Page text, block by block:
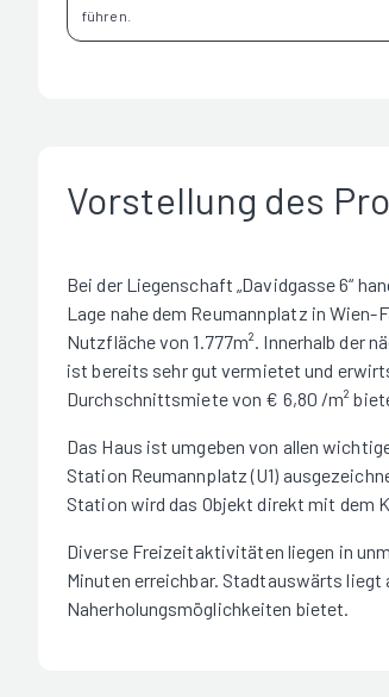
führen.
Vorstellung des
Bei der Liegenschaft „Davidgasse 6“
Lage nahe dem Reumannplatz in
Nutzfläche von 1.777m². Innerhalb der
ist bereits sehr gut vermietet und
Durchschnittsmiete von € 6,80 /m²
Das Haus ist umgeben von allen
Station Reumannplatz (U1)
Station wird das Objekt direkt mit dem
Diverse Freizeitaktivitäten liegen in
Minuten erreichbar. Stadtauswärts
Naherholungsmöglichkeiten bietet.